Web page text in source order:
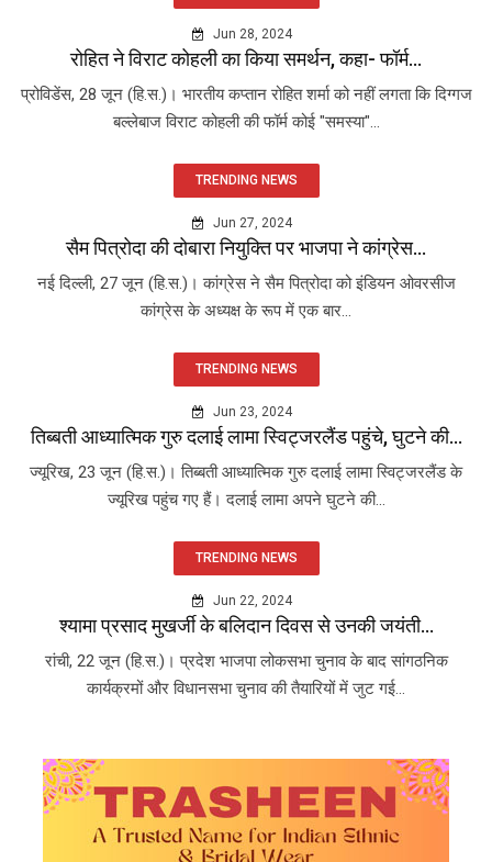
Jun 28, 2024
रोहित ने विराट कोहली का किया समर्थन, कहा- फॉर्म...
प्रोविडेंस, 28 जून (हि.स.)। भारतीय कप्तान रोहित शर्मा को नहीं लगता कि दिग्गज
बल्लेबाज विराट कोहली की फॉर्म कोई "समस्या"...
TRENDING NEWS
Jun 27, 2024
सैम पित्रोदा की दोबारा नियुक्ति पर भाजपा ने कांग्रेस...
नई दिल्ली, 27 जून (हि.स.)। कांग्रेस ने सैम पित्रोदा को इंडियन ओवरसीज
कांग्रेस के अध्यक्ष के रूप में एक बार...
TRENDING NEWS
Jun 23, 2024
तिब्बती आध्यात्मिक गुरु दलाई लामा स्विट्जरलैंड पहुंचे, घुटने की...
ज्यूरिख, 23 जून (हि.स.)। तिब्बती आध्यात्मिक गुरु दलाई लामा स्विट्जरलैंड के
ज्यूरिख पहुंच गए हैं। दलाई लामा अपने घुटने की...
TRENDING NEWS
Jun 22, 2024
श्यामा प्रसाद मुखर्जी के बलिदान दिवस से उनकी जयंती...
रांची, 22 जून (हि.स.)। प्रदेश भाजपा लोकसभा चुनाव के बाद सांगठनिक
कार्यक्रमों और विधानसभा चुनाव की तैयारियों में जुट गई...